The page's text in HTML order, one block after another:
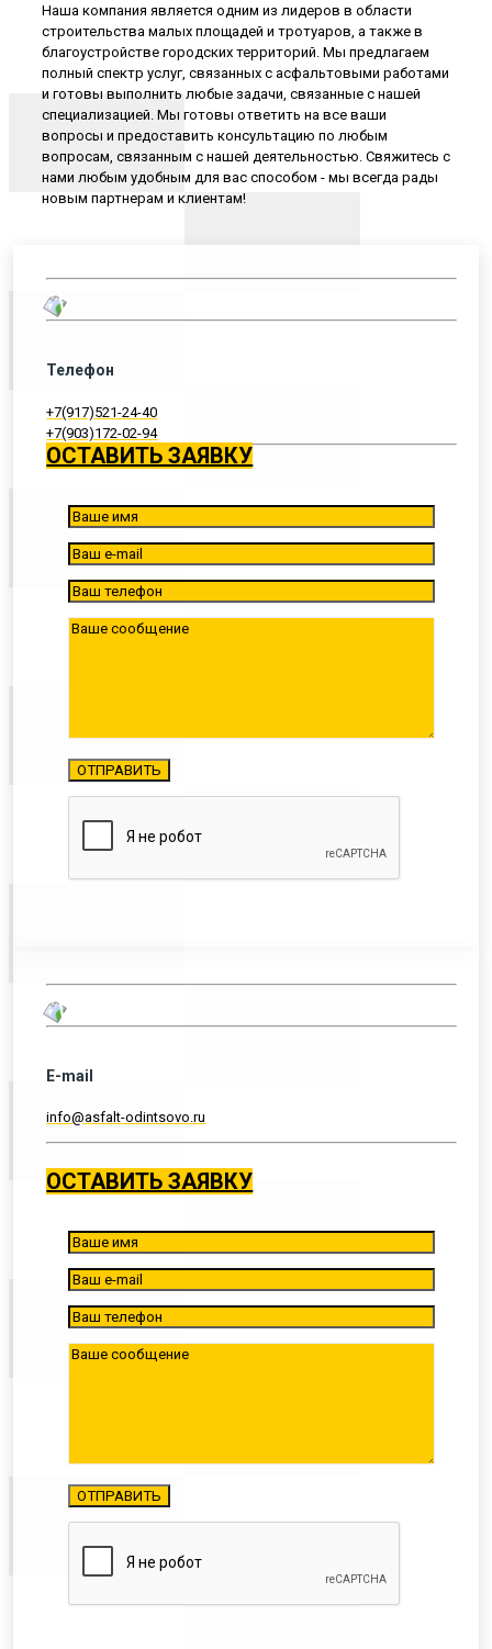
Наша компания является одним из лидеров в области
строительства малых площадей и тротуаров, а также в
благоустройстве городских территорий. Мы предлагаем
полный спектр услуг, связанных с асфальтовыми работами
и готовы выполнить любые задачи, связанные с нашей
специализацией. Мы готовы ответить на все ваши
вопросы и предоставить консультацию по любым
вопросам, связанным с нашей деятельностью. Свяжитесь с
нами любым удобным для вас способом - мы всегда рады
новым партнерам и клиентам!
Телефон
+7(917)521-24-40
+7(903)172-02-94
ОСТАВИТЬ ЗАЯВКУ
E-mail
info@asfalt-odintsovo.ru
ОСТАВИТЬ ЗАЯВКУ